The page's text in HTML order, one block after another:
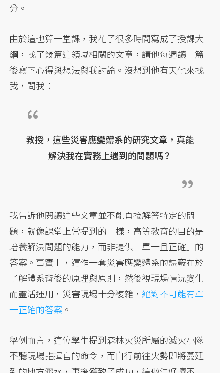
分。
由於這也算一堂課，我花了很多時間寫成了授課大
綱，找了幾篇這領域相關的文章，請他每週讀一篇
後寫下心得與想法與我討論。沒想到他有天他來找
我，問我：
教授，這些災害應變體系的研究文章，真能
解決我在實務上遇到的問題嗎？
我告訴他閱讀這些文章並不能直接解答特定的問
題，就像課堂上常提到的一樣，高等教育的目的是
培養解決問題的能力，而非提供「單一且正確」的
答案。事實上，運作一套災害應變體系的訣竅在於
了解體系背後的原理與原則，然後視現場情況變化
而靈活運用，災害現場十分複雜， 絕對不可能有單
一正確的答案 。
舉例而言，這位學生提到森林火災所屬的滅火小隊
不聽現場指揮官的命令，而自行前往火勢即將蔓延